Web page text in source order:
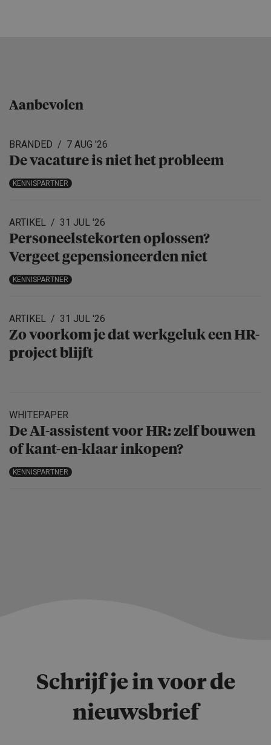
Aanbevolen
BRANDED 7 AUG '26
De vacature is niet het probleem
KENNISPARTNER
ARTIKEL 31 JUL '26
Personeels­te­korten oplossen?
Vergeet gepensio­neerden niet
KENNISPARTNER
ARTIKEL 31 JUL '26
Zo voorkom je dat werkgeluk een HR-
project blijft
WHITEPAPER
De AI-assistent voor HR: zelf bouwen
of kant-en-klaar inkopen?
KENNISPARTNER
Schrijf je in voor de
nieuwsbrief